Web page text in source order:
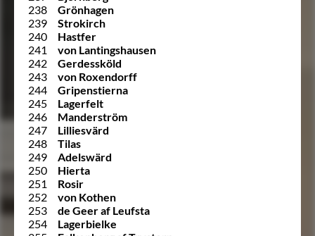
238
Grönhagen
239
Strokirch
240
Hastfer
241
von Lantingshausen
242
Gerdessköld
243
von Roxendorff
244
Gripenstierna
245
Lagerfelt
246
Manderström
247
Lilliesvärd
248
Tilas
249
Adelswärd
250
Hierta
251
Rosir
252
von Kothen
253
de Geer af Leufsta
254
Lagerbielke